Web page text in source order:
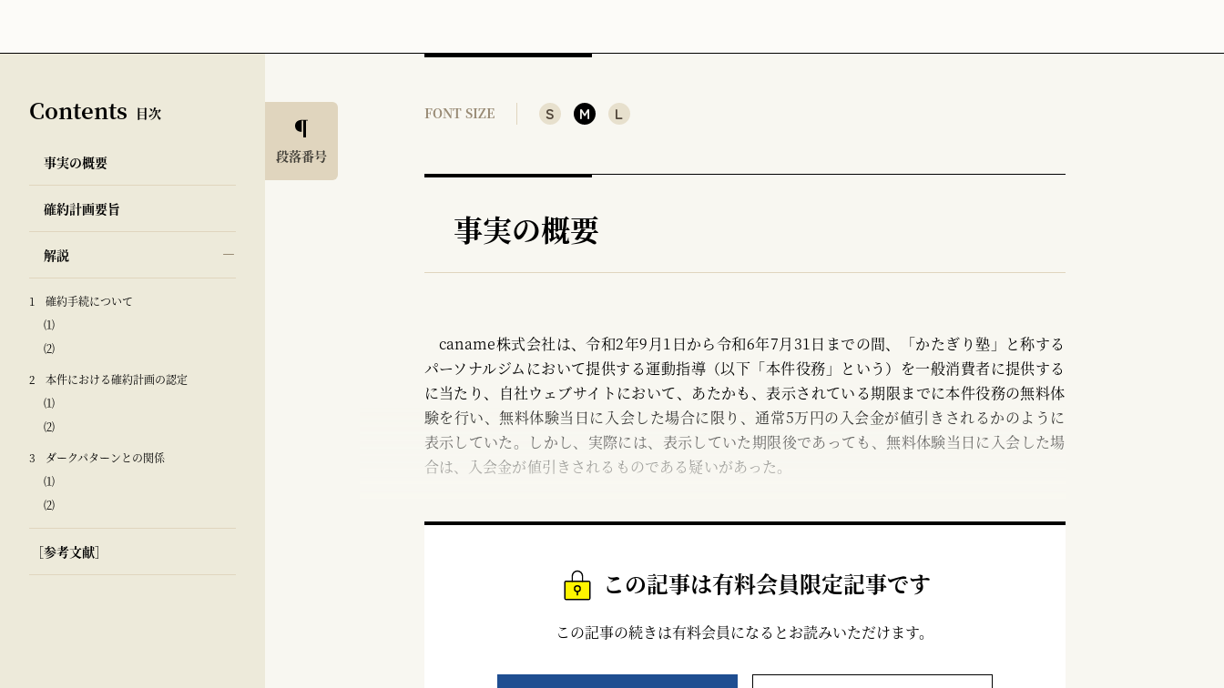
⑵
段落番号
Contents 目次
事実の概要
確約計画要旨
解説
1 確約手続について
⑴
⑵
2 本件における確約計画の認定
⑴
⑵
3 ダークパターンとの関係
⑴
⑵
［参考文献］
FONT SIZE S M L
事実の概要
caname株式会社は、令和2年9月1日から令和6年7月31日までの間、「かたぎり塾」と称する
パーソナルジムにおいて提供する運動指導（以下「本件役務」という）を一般消費者に提供する
に当たり、自社ウェブサイトにおいて、あたかも、表示されている期限までに本件役務の無料体
験を行い、無料体験当日に入会した場合に限り、通常5万円の入会金が値引きされるかのように
表示していた。しかし、実際には、表示していた期限後であっても、無料体験当日に入会した場
合は、入会金が値引きされるものである疑いがあった。
この記事は有料会員限定記事です
この記事の続きは有料会員になるとお読みいただけます。